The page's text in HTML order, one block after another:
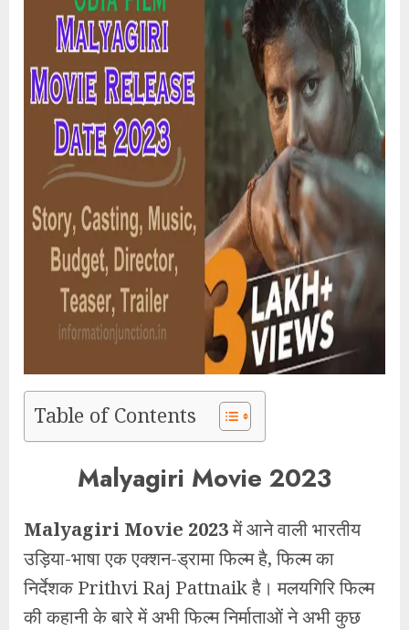
Table of Contents
Malyagiri Movie 2023
Malyagiri Movie 2023में आने वाली भारतीय
उड़िया-भाषा एक एक्शन-ड्रामा फिल्म है, फिल्म का
निर्देशक Prithvi Raj Pattnaik है। मलयगिरि फिल्म
की कहानी के बारे में अभी फिल्म निर्माताओं ने अभी कुछ